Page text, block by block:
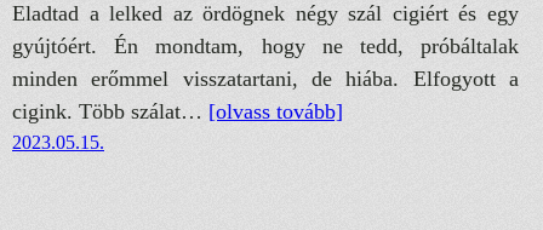
Eladtad a lelked az ördögnek négy szál cigiért és egy
gyújtóért. Én mondtam, hogy ne tedd, próbáltalak
minden erőmmel visszatartani, de hiába. Elfogyott a
cigink. Több szálat… [olvass tovább]
2023.05.15.